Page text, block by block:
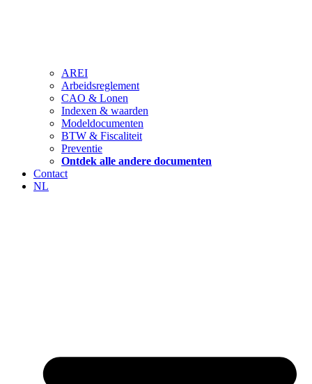
AREI
Arbeidsreglement
CAO & Lonen
Indexen & waarden
Modeldocumenten
BTW & Fiscaliteit
Preventie
Ontdek alle andere documenten
Contact
NL